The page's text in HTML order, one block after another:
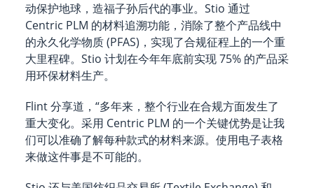
动保护地球，造福子孙后代的事业。Stio 通过
Centric PLM 的材料追溯功能，消除了整个产品线中
的永久化学物质 (PFAS)，实现了合规征程上的一个重
大里程碑。Stio 计划在今年年底前实现 75% 的产品采
用环保材料生产。
Flint 分享道，“多年来，整个行业在合规方面发生了
重大变化。采用 Centric PLM 的一个关键优势是让我
们可以准确了解每种款式的材料来源。使用电子表格
来做这件事是不可能的。